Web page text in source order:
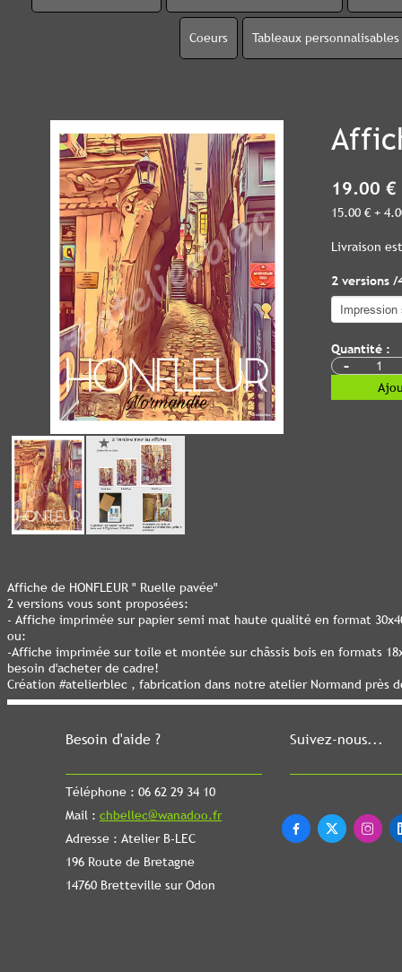
Besoin d'aide ?
Téléphone : 06 62 29 34 10
Mail : chbellec@wanadoo.fr
Adresse : Atelier B-LEC
196 Route de Bretagne
14760 Bretteville sur Odon
Suivez-nous...
  
Coeurs Tableaux personnalisables
19.00 €
15.00 € +
Livraison
2 versions
Quantité :
-
Affiche de HONFLEUR " Ruelle pavée"
2 versions vous sont proposées:
- Affiche imprimée sur papier semi mat haute qualité en format
ou:
-Affiche imprimée sur toile et montée sur châssis bois en formats
besoin d'acheter de cadre!
Création #atelierblec , fabrication dans notre atelier Normand près